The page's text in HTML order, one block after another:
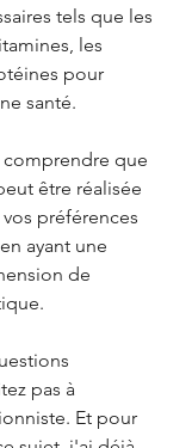
tels que les
les
pour
santé.
que
être réalisée
préférences
ayant une
de
pas à
Et pour